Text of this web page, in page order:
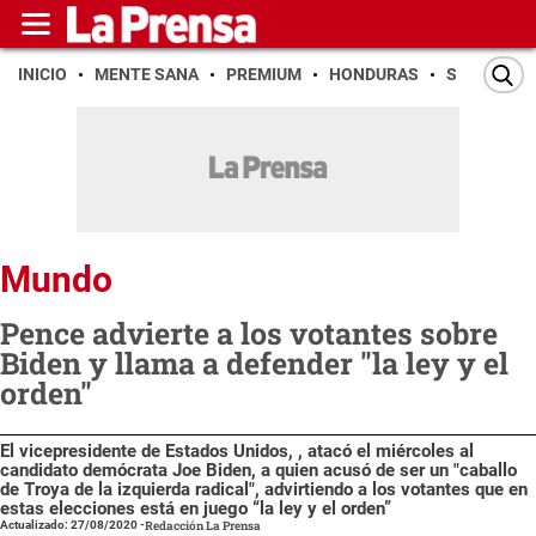
INICIO MENTE SANA PREMIUM HONDURAS SAN PEDRO
Mundo
Pence advierte a los votantes sobre
Biden y llama a defender "la ley y el
orden"
El vicepresidente de Estados Unidos, , atacó el miércoles al
candidato demócrata Joe Biden, a quien acusó de ser un "caballo
de Troya de la izquierda radical", advirtiendo a los votantes que en
estas elecciones está en juego “la ley y el orden”
Actualizado: 27/08/2020-Redacción La Prensa